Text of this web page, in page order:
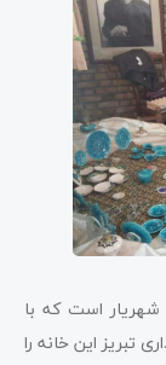
شهریار است که با
تبریز این خانه را